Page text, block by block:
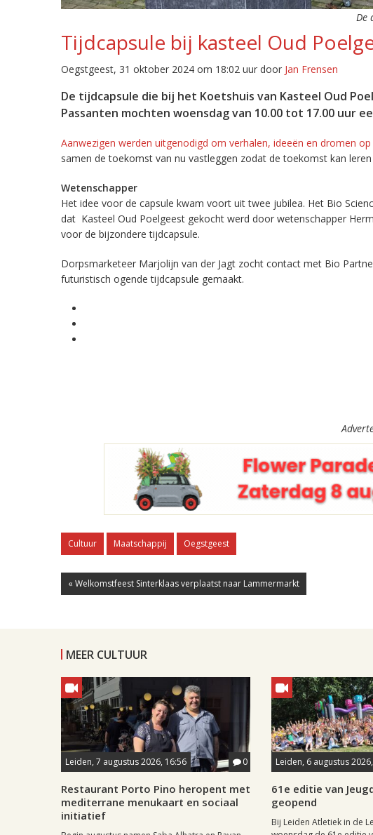
De
Tijdcapsule bij kasteel Oud
Oegstgeest, 31 oktober 2024 om 18:02 uur door Jan Frensen
De tijdcapsule die bij het Koetshuis van Kasteel Oud
Passanten mochten woensdag van 10.00 tot 17.00 uur
Aanwezigen werden uitgenodigd om verhalen, ideeën en dromen
samen de toekomst van nu vastleggen zodat de toekomst kan
Wetenschapper
Het idee voor de capsule kwam voort uit twee jubilea. Het Bio
dat Kasteel Oud Poelgeest gekocht werd door wetenschapper
voor de bijzondere tijdcapsule.
Dorpsmarketeer Marjolijn van der Jagt zocht contact met Bio
futuristisch ogende tijdcapsule gemaakt.
Cultuur Maatschappij Oegstgeest
« Welkomstfeest Sinterklaas verplaatst naar Lammermarkt
MEER CULTUUR
Leiden, 7 augustus 2026, 16:56 0
Restaurant Porto Pino heropent met
mediterrane menukaart en sociaal
initiatief
Leiden, 6 augustus
61e editie van
geopend
Bij Leiden Atletiek in de